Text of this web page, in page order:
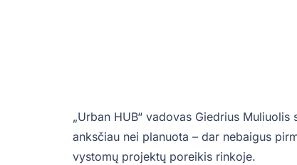
„Urban HUB“ vadovas Giedrius
anksčiau nei planuota – dar nebaigus
vystomų projektų poreikis rinkoje.